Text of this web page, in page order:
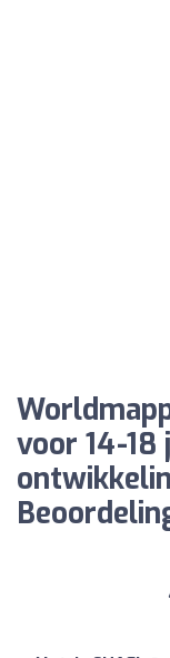
voor 14-18